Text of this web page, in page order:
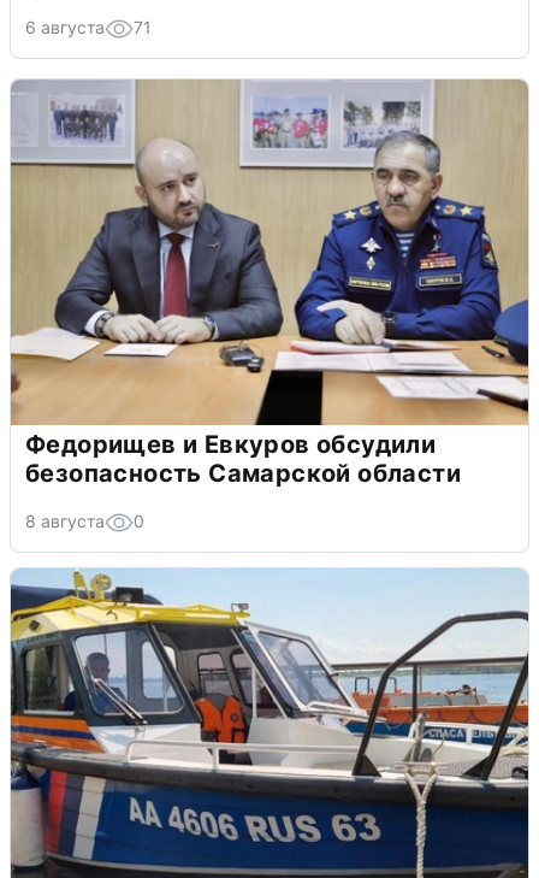
6 августа 71
Федорищев и Евкуров обсудили
безопасность Самарской области
8 августа 0